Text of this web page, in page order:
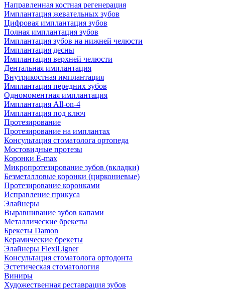
Направленная костная регенерация
Имплантация жевательных зубов
Цифровая имплантация зубов
Полная имплантация зубов
Имплантация зубов на нижней челюсти
Имплантация десны
Имплантация верхней челюсти
Дентальная имплантация
Внутрикостная имплантация
Имплантация передних зубов
Одномоментная имплантация
Имплантация All-on-4
Имплантация под ключ
Протезирование
Протезирование на имплантах
Консультация стоматолога ортопеда
Мостовидные протезы
Коронки E-max
Микропротезирование зубов (вкладки)
Безметалловые коронки (циркониевые)
Протезирование коронками
Исправление прикуса
Элайнеры
Выравнивание зубов капами
Металлические брекеты
Брекеты Damon
Керамические брекеты
Элайнеры FlexiLigner
Консультация стоматолога ортодонта
Эстетическая стоматология
Виниры
Художественная реставрация зубов